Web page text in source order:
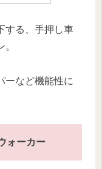
する、手押し車
ーなど機能性に
ォーカー